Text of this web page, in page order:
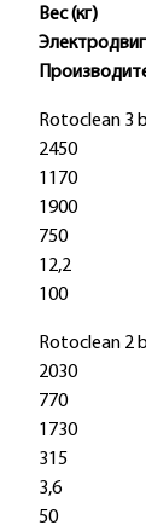
Вес (кг)
Rotoclean 3
2450
1170
1900
750
12,2
100
Rotoclean 2
2030
770
1730
315
3,6
50